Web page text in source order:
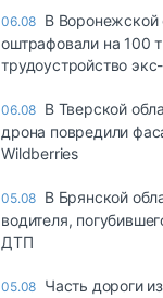
06.08 В Воронежской
оштрафовали на 100
трудоустройство
06.08 В Тверской
дрона повредили
Wildberries
05.08 В Брянской
водителя,
ДТП
05.08 Часть дороги